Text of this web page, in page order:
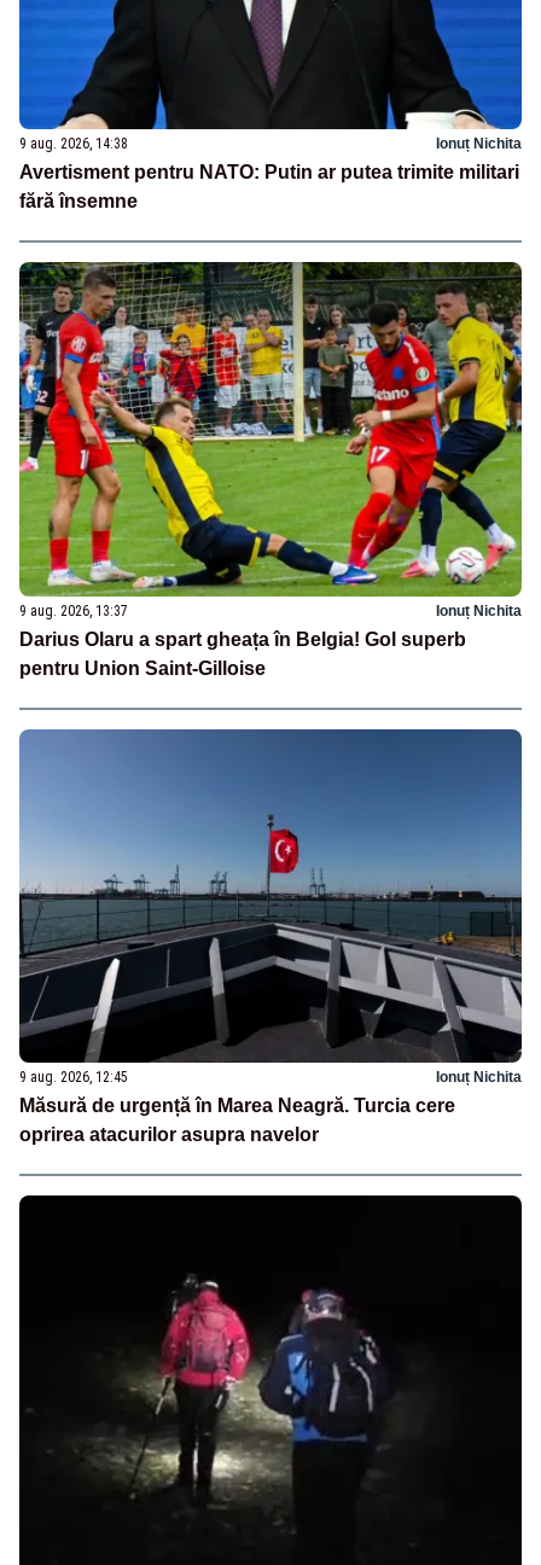
9 aug. 2026, 14:38 Ionuț Nichita
Avertisment pentru NATO: Putin ar putea trimite militari
fără însemne
9 aug. 2026, 13:37 Ionuț Nichita
Darius Olaru a spart gheața în Belgia! Gol superb
pentru Union Saint-Gilloise
9 aug. 2026, 12:45 Ionuț Nichita
Măsură de urgență în Marea Neagră. Turcia cere
oprirea atacurilor asupra navelor